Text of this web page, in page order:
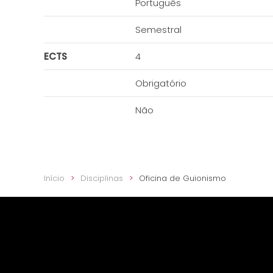
Português
Semestral
ECTS 4
Obrigatório
Não
Início Disciplinas Oficina de Guionismo